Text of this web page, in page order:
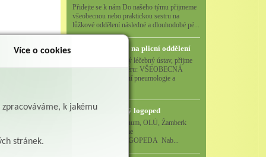
Přidejte se k nám Do našeho týmu přijmeme
všeobecnou nebo praktickou sestru na
lůžkové oddělení následné a dlouhodobé pé...
Všeobecná sestra na plicní oddělení
Albertinum, odborný léčebný ústav, přijme
do pracovního poměru: VŠEOBECNÁ
SESTRA na oddělení pneumologie a
Logoped/klinický logoped
Albertinum, OLÚ, Žamberk
přijme
KLINICKÉHO LOGOPEDA Nab...
Více o cookies
k jakému
stránek.